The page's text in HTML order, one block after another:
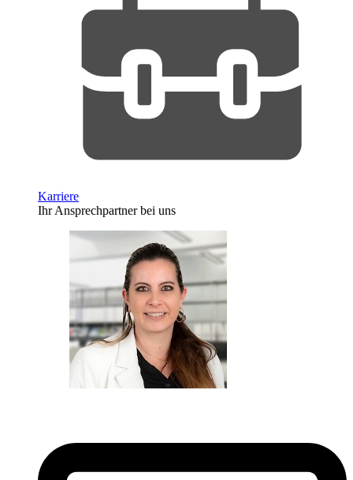
Karriere
Ihr Ansprechpartner bei uns